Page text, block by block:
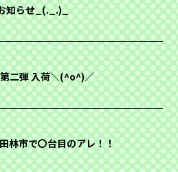
知らせ_(._.)_
二弾 入荷＼(^o^)／
林市で〇台目のアレ！！